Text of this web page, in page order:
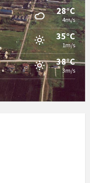
28°C
4m/s
35°C
1m/s
38°C
3m/s